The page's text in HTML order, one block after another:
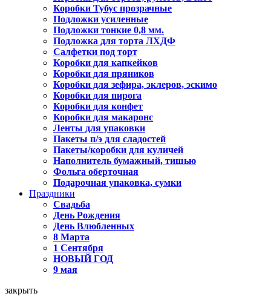
Коробки Тубус прозрачные
Подложки усиленные
Подложки тонкие 0,8 мм.
Подложка для торта ЛХДФ
Салфетки под торт
Коробки для капкейков
Коробки для пряников
Коробки для зефира, эклеров, эскимо
Коробки для пирога
Коробки для конфет
Коробки для макаронс
Ленты для упаковки
Пакеты п/э для сладостей
Пакеты/коробки для куличей
Наполнитель бумажный, тишью
Фольга оберточная
Подарочная упаковка, сумки
Праздники
Свадьба
День Рождения
День Влюбленных
8 Марта
1 Сентября
НОВЫЙ ГОД
9 мая
закрыть